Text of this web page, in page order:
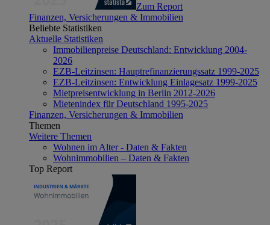
Zum Report
Finanzen, Versicherungen & Immobilien
Beliebte Statistiken
Aktuelle Statistiken
Immobilienpreise Deutschland: Entwicklung 2004-
2026
EZB-Leitzinsen: Hauptrefinanzierungssatz 1999-2025
EZB-Leitzinsen: Entwicklung Einlagesatz 1999-2025
Mietpreisentwicklung in Berlin 2012-2026
Mietenindex für Deutschland 1995-2025
Finanzen, Versicherungen & Immobilien
Themen
Weitere Themen
Wohnen im Alter - Daten & Fakten
Wohnimmobilien – Daten & Fakten
Top Report